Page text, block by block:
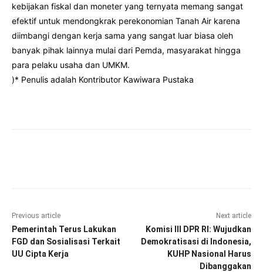
kebijakan fiskal dan moneter yang ternyata memang sangat
efektif untuk mendongkrak perekonomian Tanah Air karena
diimbangi dengan kerja sama yang sangat luar biasa oleh
banyak pihak lainnya mulai dari Pemda, masyarakat hingga
para pelaku usaha dan UMKM.
)* Penulis adalah Kontributor Kawiwara Pustaka
Previous article
Pemerintah Terus Lakukan
FGD dan Sosialisasi Terkait
UU Cipta Kerja
Next article
Komisi III DPR RI: Wujudkan
Demokratisasi di Indonesia,
KUHP Nasional Harus
Dibanggakan